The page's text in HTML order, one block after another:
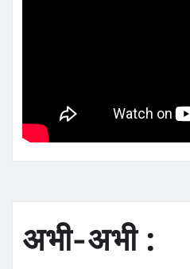
अभी-अभी :